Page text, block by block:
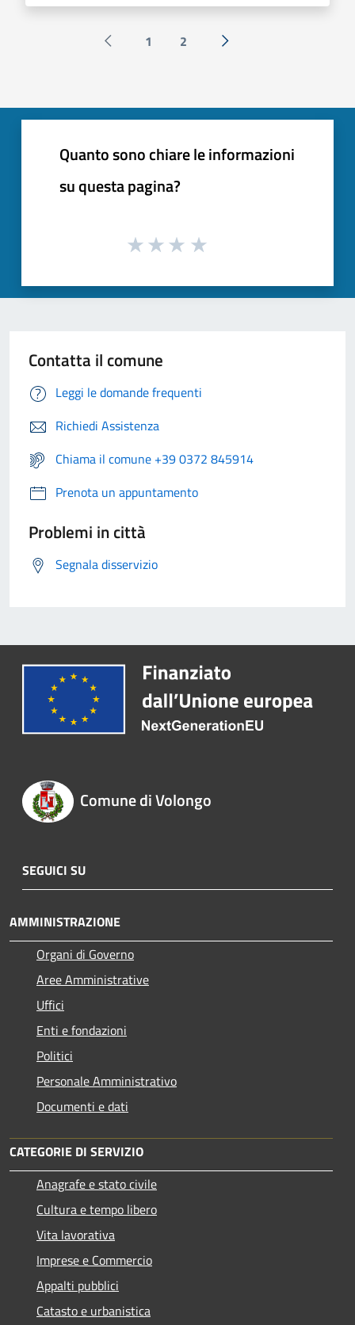
Pagina precedente
1 2 Successiva »
Quanto sono chiare le informazioni
su questa pagina?
Contatta il comune
Leggi le domande frequenti
Richiedi Assistenza
Chiama il comune +39 0372 845914
Prenota un appuntamento
Problemi in città
Segnala disservizio
Comune di Volongo
SEGUICI SU
AMMINISTRAZIONE
Organi di Governo
Aree Amministrative
Uffici
Enti e fondazioni
Politici
Personale Amministrativo
Documenti e dati
CATEGORIE DI SERVIZIO
Anagrafe e stato civile
Cultura e tempo libero
Vita lavorativa
Imprese e Commercio
Appalti pubblici
Catasto e urbanistica